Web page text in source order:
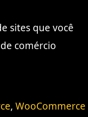
sites que você
comércio
, WooCommerce